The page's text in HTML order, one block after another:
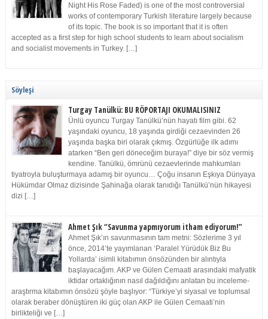
Night His Rose Faded) is one of the most controversial
works of contemporary Turkish literature largely because
of its topic. The book is so important that it is often
accepted as a first step for high school students to learn about socialism
and socialist movements in Turkey. […]
Söyleşi
Turgay Tanülkü: BU RÖPORTAJI OKUMALISINIZ
Ünlü oyuncu Turgay Tanülkü’nün hayatı film gibi. 62
yaşındaki oyuncu, 18 yaşında girdiği cezaevinden 26
yaşında başka biri olarak çıkmış. Özgürlüğe ilk adımı
atarken “Ben geri döneceğim buraya!” diye bir söz vermiş
kendine. Tanülkü, ömrünü cezaevlerinde mahkumları
tiyatroyla buluşturmaya adamış bir oyuncu… Çoğu insanın Eşkıya Dünyaya
Hükümdar Olmaz dizisinde Şahinağa olarak tanıdığı Tanülkü’nün hikayesi
dizi […]
Ahmet Şık “Savunma yapmıyorum itham ediyorum!”
Ahmet Şık’ın savunmasının tam metni: Sözlerime 3 yıl
önce, 2014’te yayımlanan ‘Paralel Yürüdük Biz Bu
Yollarda’ isimli kitabımın önsözünden bir alıntıyla
başlayacağım. AKP ve Gülen Cemaati arasındaki mafyatik
iktidar ortaklığının nasıl dağıldığını anlatan bu inceleme-
araştırma kitabımın önsözü şöyle başlıyor: “Türkiye’yi siyasal ve toplumsal
olarak beraber dönüştüren iki güç olan AKP ile Gülen Cemaati’nin
birlikteliği ve […]